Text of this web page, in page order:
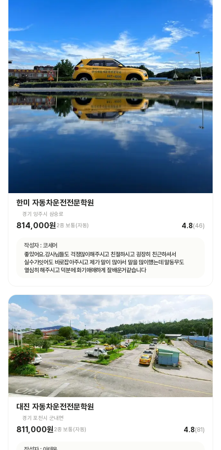
한미 자동차운전전문학원
경기 양주시 삼숭로
814,000원 2종 보통(자동) 4.8(46)
작성자 : 코세어
좋았어요.강사님들도 걱정많이해주시고 친절하시고 굉장히 친근하셔서
실수가잇어도 바로잡아주시고 제가 말이 많아서 말을 많이헀는데 말동무도
열심히 해주시고 덕분에 화기애애하게 잘배운거같습니다
대진 자동차운전전문학원
경기 포천시 군내면
811,000원 2종 보통(자동) 4.8(81)